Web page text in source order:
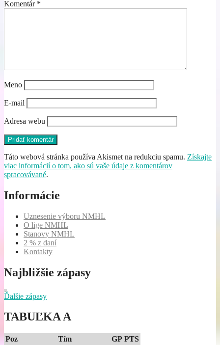
Komentár *
Meno
E-mail
Adresa webu
Táto webová stránka používa Akismet na redukciu spamu. Získajte
viac informácií o tom, ako sú vaše údaje z komentárov
spracovávané.
Informácie
Uznesenie výboru NMHL
O lige NMHL
Stanovy NMHL
2 % z daní
Kontakty
Najbližšie zápasy
Ďalšie zápasy
TABUĽKA A
Poz Tím GP PTS